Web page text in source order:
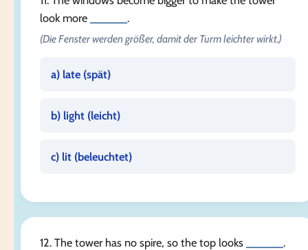
look more
.
(Die Fenster werden größer, damit der Turm leichter wirkt.)
a) late (spät)
b) light (leicht)
c) lit (beleuchtet)
12. The tower has no spire, so the top looks .